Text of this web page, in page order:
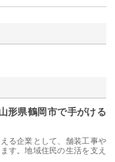
形県鶴岡市で手がける
る企業として、舗装工事や
す。地域住民の生活を支え